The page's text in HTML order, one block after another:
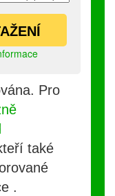
Pro
také
.